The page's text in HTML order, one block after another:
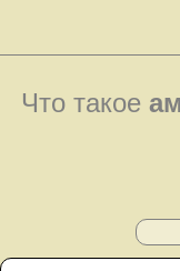
Что такое